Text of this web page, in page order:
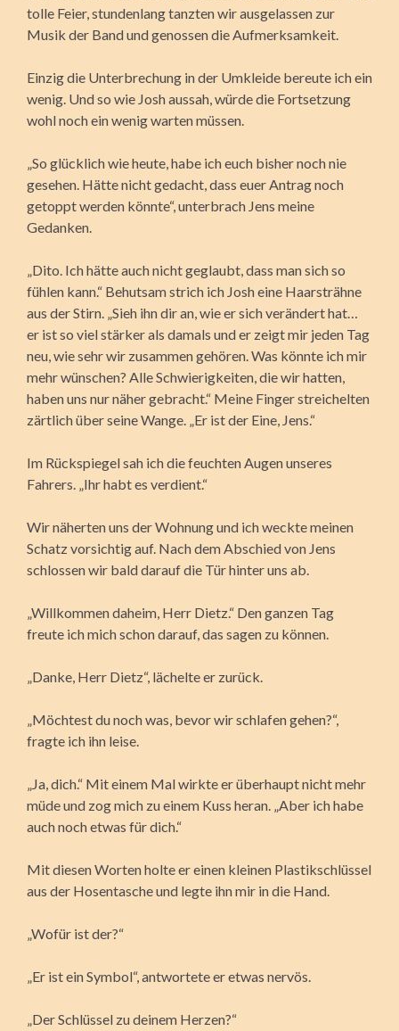
tolle Feier, stundenlang tanzten wir ausgelassen zur
Musik der Band und genossen die Aufmerksamkeit.
Einzig die Unterbrechung in der Umkleide bereute ich ein
wenig. Und so wie Josh aussah, würde die Fortsetzung
wohl noch ein wenig warten müssen.
„So glücklich wie heute, habe ich euch bisher noch nie
gesehen. Hätte nicht gedacht, dass euer Antrag noch
getoppt werden könnte“, unterbrach Jens meine
Gedanken.
„Dito. Ich hätte auch nicht geglaubt, dass man sich so
fühlen kann.“ Behutsam strich ich Josh eine Haarsträhne
aus der Stirn. „Sieh ihn dir an, wie er sich verändert hat…
er ist so viel stärker als damals und er zeigt mir jeden Tag
neu, wie sehr wir zusammen gehören. Was könnte ich mir
mehr wünschen? Alle Schwierigkeiten, die wir hatten,
haben uns nur näher gebracht.“ Meine Finger streichelten
zärtlich über seine Wange. „Er ist der Eine, Jens.“
Im Rückspiegel sah ich die feuchten Augen unseres
Fahrers. „Ihr habt es verdient.“
Wir näherten uns der Wohnung und ich weckte meinen
Schatz vorsichtig auf. Nach dem Abschied von Jens
schlossen wir bald darauf die Tür hinter uns ab.
„Willkommen daheim, Herr Dietz.“ Den ganzen Tag
freute ich mich schon darauf, das sagen zu können.
„Danke, Herr Dietz“, lächelte er zurück.
„Möchtest du noch was, bevor wir schlafen gehen?“,
fragte ich ihn leise.
„Ja, dich.“ Mit einem Mal wirkte er überhaupt nicht mehr
müde und zog mich zu einem Kuss heran. „Aber ich habe
auch noch etwas für dich.“
Mit diesen Worten holte er einen kleinen Plastikschlüssel
aus der Hosentasche und legte ihn mir in die Hand.
„Wofür ist der?“
„Er ist ein Symbol“, antwortete er etwas nervös.
„Der Schlüssel zu deinem Herzen?“